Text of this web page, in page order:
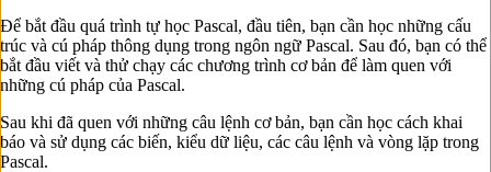
Để bắt đầu quá trình tự học Pascal, đầu tiên, bạn cần học những cấu
trúc và cú pháp thông dụng trong ngôn ngữ Pascal. Sau đó, bạn có thể
bắt đầu viết và thử chạy các chương trình cơ bản để làm quen với
những cú pháp của Pascal.
Sau khi đã quen với những câu lệnh cơ bản, bạn cần học cách khai
báo và sử dụng các biến, kiểu dữ liệu, các câu lệnh và vòng lặp trong
Pascal.